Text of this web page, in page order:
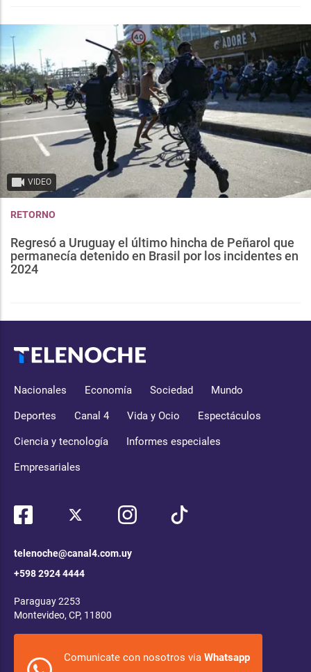
VIDEO
RETORNO
Regresó a Uruguay el último hincha de Peñarol que
permanecía detenido en Brasil por los incidentes en
2024
Nacionales Economía Sociedad Mundo
Deportes Canal 4 Vida y Ocio Espectáculos
Ciencia y tecnología Informes especiales
Empresariales
telenoche@canal4.com.uy
+598 2924 4444
Paraguay 2253
Montevideo, CP, 11800
Comunicate con nosotros via Whatsapp